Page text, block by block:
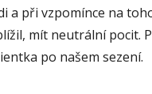
a při vzpomínce na
mít neutrální pocit.
po našem sezení.